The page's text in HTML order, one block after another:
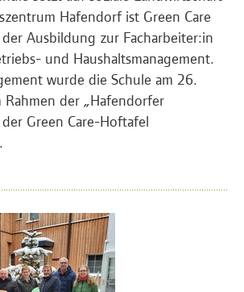
Hafendorf ist Green Care
Ausbildung zur Facharbeiter:in
und Haushaltsmanagement.
wurde die Schule am 26.
der „Hafendorfer
Green Care-Hoftafel